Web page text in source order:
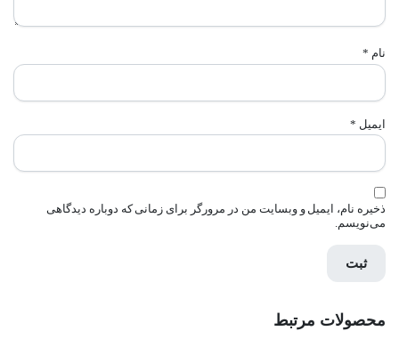
نام *
ایمیل *
ذخیره نام، ایمیل و وبسایت من در مرورگر برای زمانی که دوباره دیدگاهی
می‌نویسم.
محصولات مرتبط